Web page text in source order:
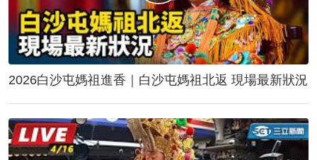
2026白沙屯媽祖進香｜白沙屯媽祖北返 現場最新狀況